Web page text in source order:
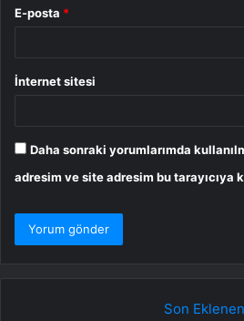
E-posta *
İnternet sitesi
Daha sonraki yorumlarımda
adresim ve site adresim bu tarayıcıya
Son Eklenen